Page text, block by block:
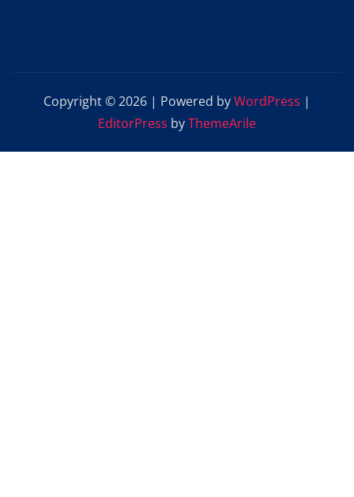
Copyright © 2026 | Powered byWordPress |
EditorPress byThemeArile